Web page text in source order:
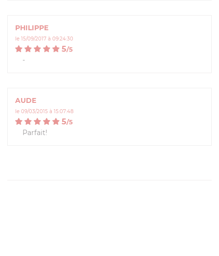
PHILIPPE
le 15/09/2017 à 09:24:30
5/5
-
AUDE
le 09/03/2015 à 15:07:48
5/5
Parfait!